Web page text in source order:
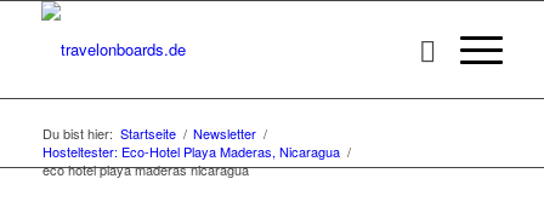
Du bist hier: Startseite / Newsletter /
Hosteltester: Eco-Hotel Playa Maderas, Nicaragua /
eco hotel playa maderas nicaragua